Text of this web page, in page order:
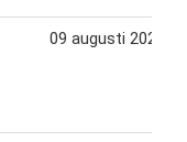
09 augusti 2026